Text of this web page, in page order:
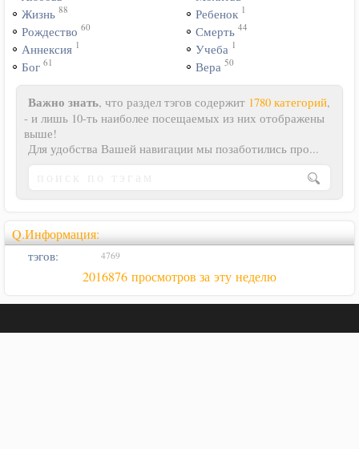
Жизнь 88
Рождество 60
Аннексия 1
Бог 61
Ребенок 1
Смерть 44
Учеба 1
Вера 50
Важно знать, что раздел тэгов содержит 1780 категорий,
- и лишь 10-ть наиболее посещаемых из них отображены
выше!
Для удобства Вашей навигации мы позаботились про...
Q.Информация:
тэгов: 4769
2016876 просмотров за эту неделю